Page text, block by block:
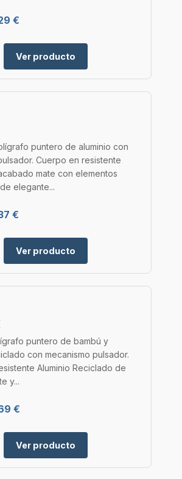
€
Ver producto
puntero de aluminio con
Cuerpo en resistente
mate con elementos
elegante...
€
Ver producto
puntero de bambú y
con mecanismo pulsador.
Aluminio Reciclado de
y...
€
Ver producto